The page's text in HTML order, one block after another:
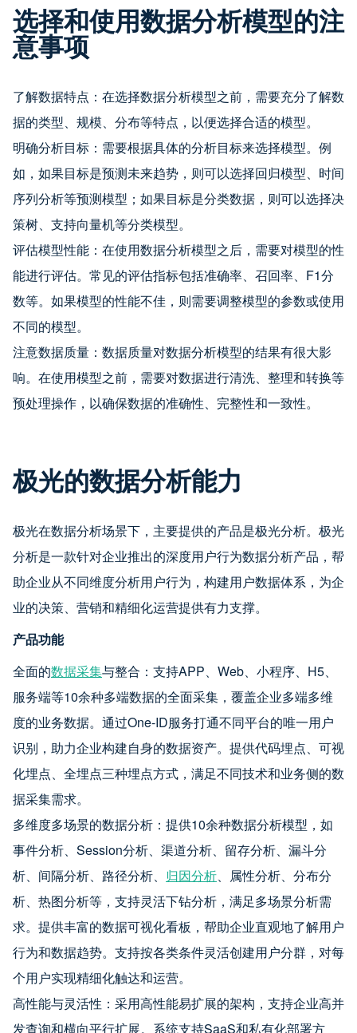
选择和使用数据分析模型的注
意事项
了解数据特点：在选择数据分析模型之前，需要充分了解数
据的类型、规模、分布等特点，以便选择合适的模型。
明确分析目标：需要根据具体的分析目标来选择模型。例
如，如果目标是预测未来趋势，则可以选择回归模型、时间
序列分析等预测模型；如果目标是分类数据，则可以选择决
策树、支持向量机等分类模型。
评估模型性能：在使用数据分析模型之后，需要对模型的性
能进行评估。常见的评估指标包括准确率、召回率、F1分
数等。如果模型的性能不佳，则需要调整模型的参数或使用
不同的模型。
注意数据质量：数据质量对数据分析模型的结果有很大影
响。在使用模型之前，需要对数据进行清洗、整理和转换等
预处理操作，以确保数据的准确性、完整性和一致性。
极光的数据分析能力
极光在数据分析场景下，主要提供的产品是极光分析。极光
分析是一款针对企业推出的深度用户行为数据分析产品，帮
助企业从不同维度分析用户行为，构建用户数据体系，为企
业的决策、营销和精细化运营提供有力支撑。
产品功能
全面的数据采集与整合：支持APP、Web、小程序、H5、
服务端等10余种多端数据的全面采集，覆盖企业多端多维
度的业务数据。通过One-ID服务打通不同平台的唯一用户
识别，助力企业构建自身的数据资产。提供代码埋点、可视
化埋点、全埋点三种埋点方式，满足不同技术和业务侧的数
据采集需求。
多维度多场景的数据分析：提供10余种数据分析模型，如
事件分析、Session分析、渠道分析、留存分析、漏斗分
析、间隔分析、路径分析、 归因分析、属性分析、分布分
析、热图分析等，支持灵活下钻分析，满足多场景分析需
求。提供丰富的数据可视化看板，帮助企业直观地了解用户
行为和数据趋势。支持按各类条件灵活创建用户分群，对每
个用户实现精细化触达和运营。
高性能与灵活性：采用高性能易扩展的架构，支持企业高并
发查询和横向平行扩展。系统支持SaaS和私有化部署方